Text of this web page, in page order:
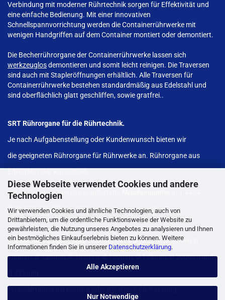
Diese Webseite verwendet Cookies und andere
Technologien
Wir verwenden Cookies und ähnliche Technologien, auch von
Drittanbietern, um die ordentliche Funktionsweise der Website zu
gewährleisten, die Nutzung unseres Angebotes zu analysieren und Ihnen
ein bestmögliches Einkaufserlebnis bieten zu können. Weitere
Informationen finden Sie in unserer Datenschutzerklärung.
Alle Akzeptieren
Nur Notwendige
Verbindung mit moderner Rührtechnik sorgen für Effektivität und
eine einfache Bedienung. Mit einer innovativen
Schnellspannvorrichtung werden die Containerrührwerke mit
wenigen Handgriffen auf dem Container montiert oder demontiert.
Die Becherrührorgane der Containerrührwerke lassen sich
werkzeuglosdemontieren und somit leicht reinigen. Die Traversen
sind auch mit Stapleröffnungen erhältlich. Alle Traversen für
Containerrührwerke bestehen standardmäßig aus Edelstahl und
sind oberflächlich glatt geschliffen, sowie gratfrei..
SRT Rührorgane für die Rührtechnik.
Je nach Aufgabenstellung oder Kundenwunsch bieten wir
die geeigneten Rührorgane für Rührwerke an. Rührorgane aus
Wir bieten aus einem Guss gefertigte
Edelstahl, Oberfläche elektropoliert – „spiegelpoliert“ an.
Edelstahlmischpropellerverfügbar ab Lager in den Größen Ø
100mm, Ø 125mm, Ø 138mm, Ø 150mm, Ø 175mm, Ø 200mm und
Propellerrührer als Rohling oder mit Gewinde, Passung.